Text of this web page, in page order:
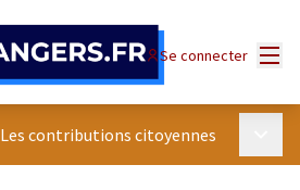
Se connecter
Les contributions citoyennes